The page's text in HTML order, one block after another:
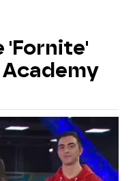
'Fornite'
Academy